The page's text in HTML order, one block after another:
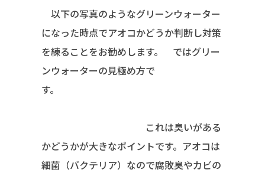
以下の写真のようなグリーンウォーター
になった時点でアオコかどうか判断し対策
を練ることをお勧めします。 ではグリー
ンウォーターの見極め方で
す。
これは臭いがある
かどうかが大きなポイントです。アオコは
細菌（バクテリア）なので腐敗臭やカビの